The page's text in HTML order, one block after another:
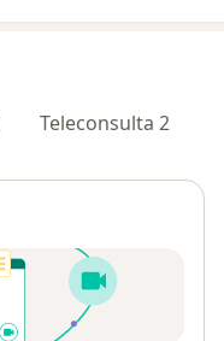
Teleconsulta 2